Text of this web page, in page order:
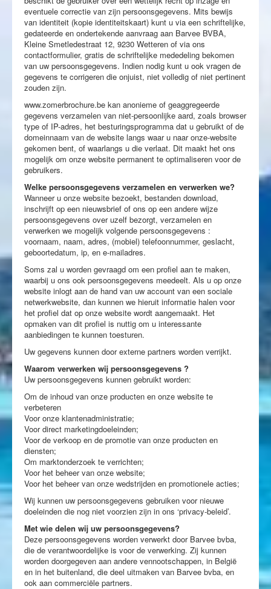
eventuele correctie van zijn persoonsgegevens. Mits bewijs
van identiteit (kopie identiteitskaart) kunt u via een schriftelijke,
gedateerde en ondertekende aanvraag aan Barvee BVBA,
Kleine Smetledestraat 12, 9230 Wetteren of via ons
contactformulier, gratis de schriftelijke mededeling bekomen
van uw persoonsgegevens. Indien nodig kunt u ook vragen de
gegevens te corrigeren die onjuist, niet volledig of niet pertinent
zouden zijn.
www.zomerbrochure.be kan anonieme of geaggregeerde
gegevens verzamelen van niet-persoonlijke aard, zoals browser
type of IP-adres, het besturingsprogramma dat u gebruikt of de
domeinnaam van de website langs waar u naar onze-website
gekomen bent, of waarlangs u die verlaat. Dit maakt het ons
mogelijk om onze website permanent te optimaliseren voor de
gebruikers.
Welke persoonsgegevens verzamelen en verwerken we?
Wanneer u onze website bezoekt, bestanden download,
inschrijft op een nieuwsbrief of ons op een andere wijze
persoonsgegevens over uzelf bezorgt, verzamelen en
verwerken we mogelijk volgende persoonsgegevens :
voornaam, naam, adres, (mobiel) telefoonnummer, geslacht,
geboortedatum, ip, en e-mailadres.
Soms zal u worden gevraagd om een profiel aan te maken,
waarbij u ons ook persoonsgegevens meedeelt. Als u op onze
website inlogt aan de hand van uw account van een sociale
netwerkwebsite, dan kunnen we hieruit informatie halen voor
het profiel dat op onze website wordt aangemaakt. Het
opmaken van dit profiel is nuttig om u interessante
aanbiedingen te kunnen toesturen.
Uw gegevens kunnen door externe partners worden verrijkt.
Waarom verwerken wij persoonsgegevens ?
Uw persoonsgegevens kunnen gebruikt worden:
Om de inhoud van onze producten en onze website te
verbeteren
Voor onze klantenadministratie;
Voor direct marketingdoeleinden;
Voor de verkoop en de promotie van onze producten en
diensten;
Om marktonderzoek te verrichten;
Voor het beheer van onze website;
Voor het beheer van onze wedstrijden en promotionele acties;
Wij kunnen uw persoonsgegevens gebruiken voor nieuwe
doeleinden die nog niet voorzien zijn in ons ‘privacy-beleid’.
Met wie delen wij uw persoonsgegevens?
Deze persoonsgegevens worden verwerkt door Barvee bvba,
die de verantwoordelijke is voor de verwerking. Zij kunnen
worden doorgegeven aan andere vennootschappen, in België
en in het buitenland, die deel uitmaken van Barvee bvba, en
ook aan commerciële partners.